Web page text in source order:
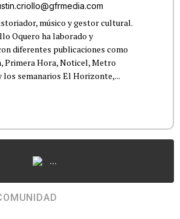
músico y gestor cultural.
Oquero ha laborado y
diferentes publicaciones como
Primera Hora, Noticel, Metro
los semanarios El Horizonte,...
...